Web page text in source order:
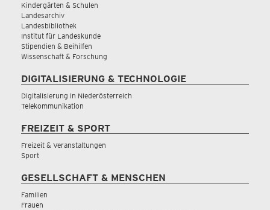
Kindergärten & Schulen
Landesarchiv
Landesbibliothek
Institut für Landeskunde
Stipendien & Beihilfen
Wissenschaft & Forschung
DIGITALISIERUNG & TECHNOLOGIE
Digitalisierung in Niederösterreich
Telekommunikation
FREIZEIT & SPORT
Freizeit & Veranstaltungen
Sport
GESELLSCHAFT & MENSCHEN
Familien
Frauen